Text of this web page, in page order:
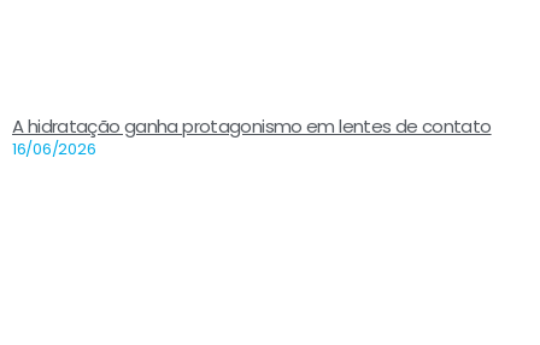
A hidratação ganha protagonismo em lentes de contato
16/06/2026